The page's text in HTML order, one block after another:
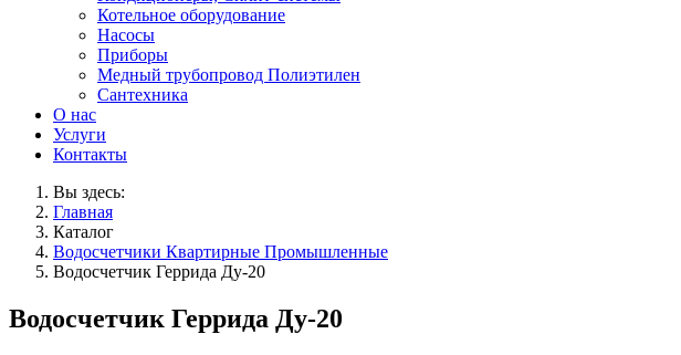
Котельное оборудование
Насосы
Приборы
Медный трубопровод Полиэтилен
Сантехника
О нас
Услуги
Контакты
Вы здесь:
Главная
Каталог
Водосчетчики Квартирные Промышленные
Водосчетчик Геррида Ду-20
Водосчетчик Геррида Ду-20